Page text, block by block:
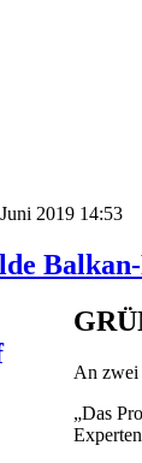
2019 14:53
An zwei
„Das